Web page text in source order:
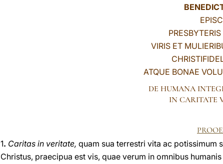
VIRIS ET
ATQUE BONAE
DE HUMANA
IN CARITATE
1. Caritas in veritate, quam sua terrestri vita ac potissimum
Christus, praecipua est vis, quae verum in omnibus